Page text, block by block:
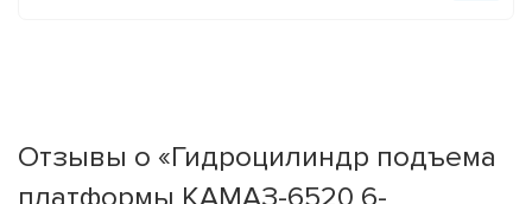
Отзывы о «Гидроцилиндр подъема